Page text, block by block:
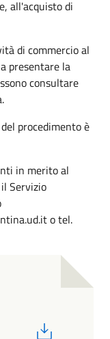
all'acquisto di
di commercio al
presentare la
consultare
procedimento è
in merito al
Servizio
o tel.